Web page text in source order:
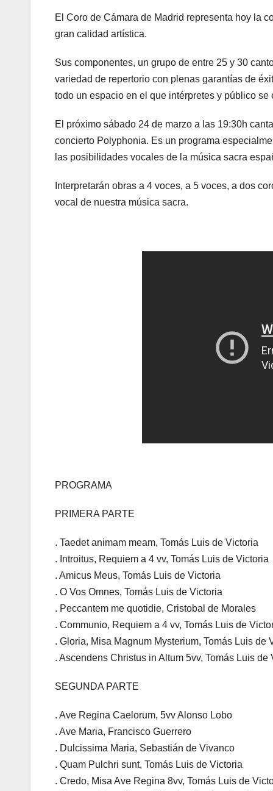
El Coro de Cámara de Madrid representa hoy la
gran calidad artística.
Sus componentes, un grupo de entre 25 y 30
variedad de repertorio con plenas garantías de
todo un espacio en el que intérpretes y público
El próximo sábado 24 de marzo a las 19:30h
concierto Polyphonia. Es un programa
las posibilidades vocales de la música sacra
Interpretarán obras a 4 voces, a 5 voces, a dos
vocal de nuestra música sacra.
PROGRAMA
PRIMERA PARTE
. Taedet animam meam, Tomás Luis de Victoria
. Introitus, Requiem a 4 vv, Tomás Luis de Victoria
. Amicus Meus, Tomás Luis de Victoria
. O Vos Omnes, Tomás Luis de Victoria
. Peccantem me quotidie, Cristobal de Morales
. Communio, Requiem a 4 vv, Tomás Luis de
. Gloria, Misa Magnum Mysterium, Tomás Luis de
. Ascendens Christus in Altum 5vv, Tomás Luis de
SEGUNDA PARTE
. Ave Regina Caelorum, 5vv Alonso Lobo
. Ave Maria, Francisco Guerrero
. Dulcissima Maria, Sebastián de Vivanco
. Quam Pulchri sunt, Tomás Luis de Victoria
. Credo, Misa Ave Regina 8vv, Tomás Luis de